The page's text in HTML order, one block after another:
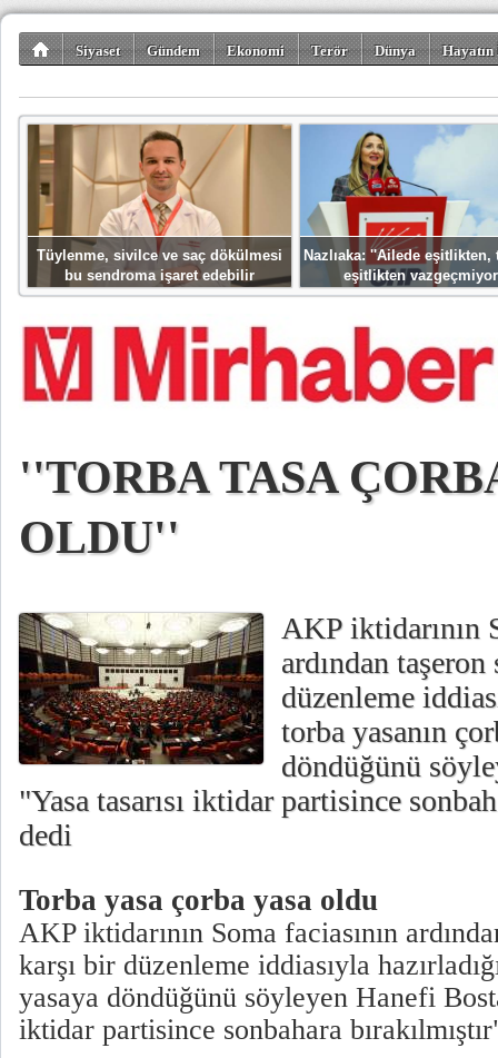
Siyaset Gündem Ekonomi Terör Dünya
Tüylenme, sivilce ve saç dökülmesi
bu sendroma işaret edebilir
Nazlıaka: ''Ailede eşitlikten,
eşitlikten
''TORBA TASA
OLDU''
AKP iktidarının
ardından
düzenleme
torba yasanın
döndüğünü
"Yasa tasarısı iktidar partisince
dedi
Torba yasa çorba yasa oldu
AKP iktidarının Soma faciasının
karşı bir düzenleme iddiasıyla
yasaya döndüğünü söyleyen Hanefi
iktidar partisince sonbahara